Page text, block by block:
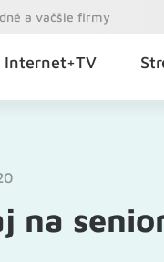
a vačšie firmy
Internet+TV
na